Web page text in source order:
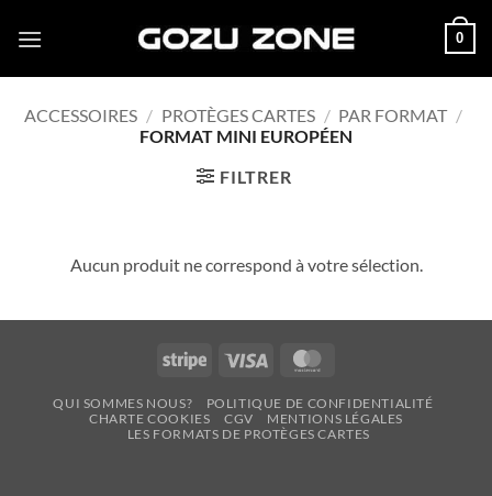
0
ACCESSOIRES / PROTÈGES CARTES / PAR FORMAT /
FORMAT MINI EUROPÉEN
FILTRER
Aucun produit ne correspond à votre sélection.
Stripe Visa
QUI SOMMES NOUS?
POLITIQUE DE CONFIDENTIALITÉ
CHARTE COOKIES
CGV
MENTIONS LÉGALES
LES FORMATS DE PROTÈGES CARTES